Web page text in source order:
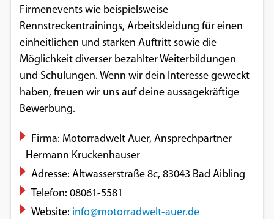
Firmenevents wie beispielsweise
Rennstreckentrainings, Arbeitskleidung für einen
einheitlichen und starken Auftritt sowie die
Möglichkeit diverser bezahlter Weiterbildungen
und Schulungen. Wenn wir dein Interesse geweckt
haben, freuen wir uns auf deine aussagekräftige
Bewerbung.
Firma: Motorradwelt Auer, Ansprechpartner
Hermann Kruckenhauser
Adresse: Altwasserstraße 8c, 83043 Bad Aibling
Telefon: 08061-5581
Website: info@motorradwelt-auer.de